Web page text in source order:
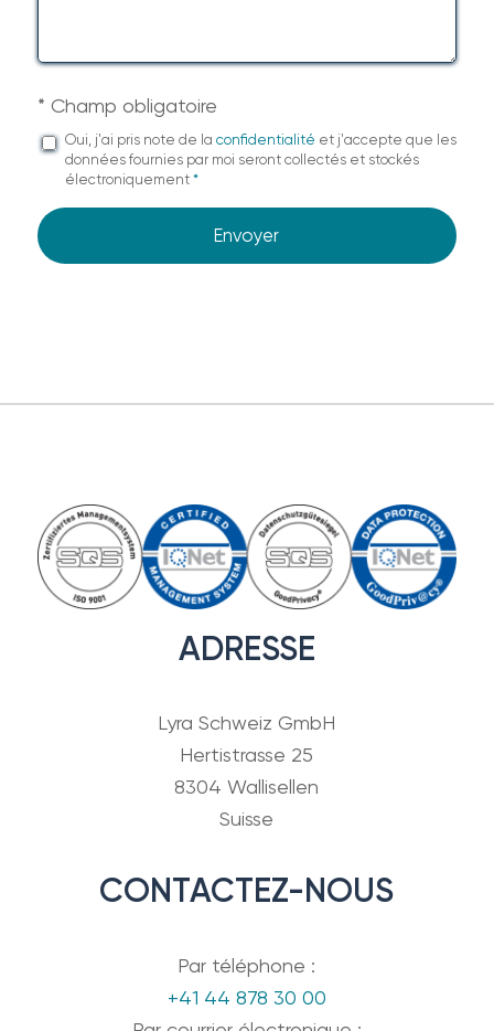
* Champ obligatoire
Oui, j'ai pris note de la confidentialité et j'accepte que les
données fournies par moi seront collectés et stockés
électroniquement *
ADRESSE
Lyra Schweiz GmbH
Hertistrasse 25
8304 Wallisellen
Suisse
CONTACTEZ-NOUS
Par téléphone :
+41 44 878 30 00